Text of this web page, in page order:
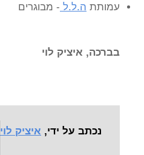
עמותת ה.ל.ל - מבוגרים
בברכה, איציק לוי
נכתב על ידי, איציק לוי